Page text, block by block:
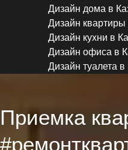
Дизайн дома в
Дизайн квартиры
Дизайн кухни в
Дизайн офиса в
Дизайн туалета в
Приемка